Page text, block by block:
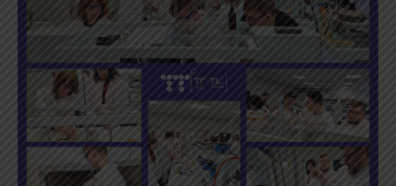
na UMK
w Toruniu